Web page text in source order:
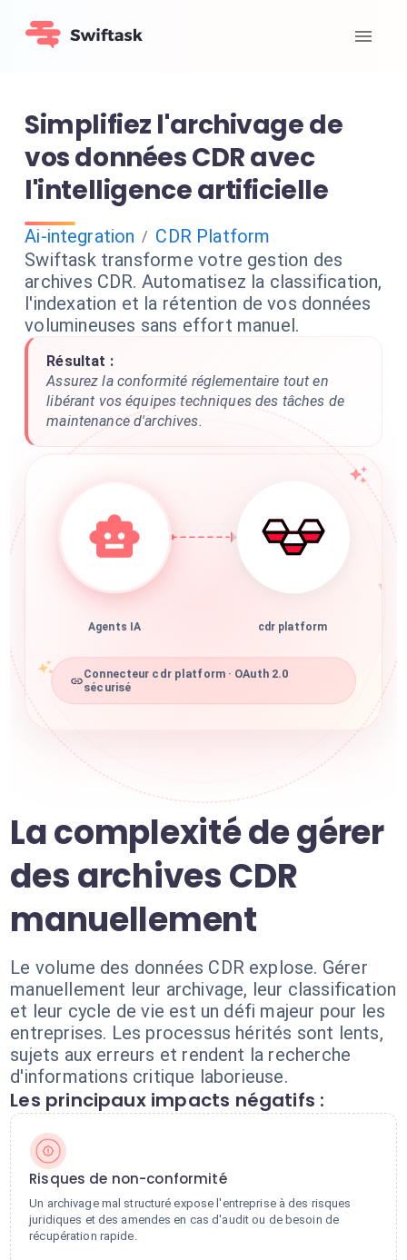
Simplifiez l'archivage de
vos données CDR avec
l'intelligence artificielle
Ai-integration / CDR Platform
Swiftask transforme votre gestion des
archives CDR. Automatisez la classification,
l'indexation et la rétention de vos données
volumineuses sans effort manuel.
Résultat :
Assurez la conformité réglementaire tout en
libérant vos équipes techniques des tâches de
maintenance d'archives.
Agents IA cdr platform
Connecteur cdr platform · OAuth 2.0
sécurisé
La complexité de gérer
des archives CDR
manuellement
Le volume des données CDR explose. Gérer
manuellement leur archivage, leur classification
et leur cycle de vie est un défi majeur pour les
entreprises. Les processus hérités sont lents,
sujets aux erreurs et rendent la recherche
d'informations critique laborieuse.
Les principaux impacts négatifs :
Risques de non-conformité
Un archivage mal structuré expose l'entreprise à des risques
juridiques et des amendes en cas d'audit ou de besoin de
récupération rapide.